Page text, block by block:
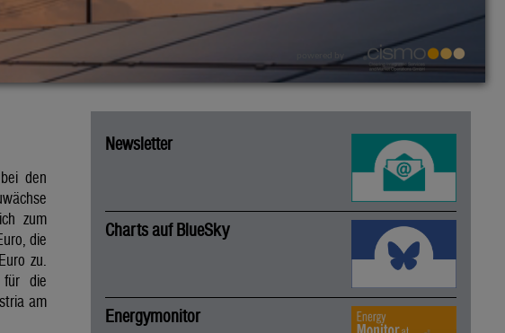
den
zum
die
zu.
für die
am
Newsletter
Charts auf BlueSky
Energymonitor